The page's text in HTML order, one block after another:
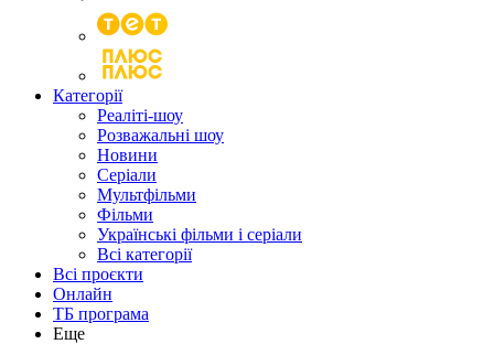
Категорії
Реаліті-шоу
Розважальні шоу
Новини
Серіали
Мультфільми
Фільми
Українські фільми і серіали
Всі категорії
Всі проєкти
Онлайн
ТБ програма
Еще